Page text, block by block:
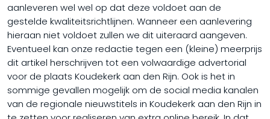
aanleveren wel wel op dat deze voldoet aan de
gestelde kwaliteitsrichtlijnen. Wanneer een aanlevering
hieraan niet voldoet zullen we dit uiteraard aangeven.
Eventueel kan onze redactie tegen een (kleine) meerprijs
dit artikel herschrijven tot een volwaardige advertorial
voor de plaats Koudekerk aan den Rijn. Ook is het in
sommige gevallen mogelijk om de social media kanalen
van de regionale nieuwstitels in Koudekerk aan den Rijn in